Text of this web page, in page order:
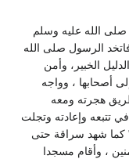
صلى الله عليه وسلم
فاتخد الرسول صلى الله
الخبير، وأمن
أصحابها ، وواجه
هجرته ومعه
تتبعه وإعادته وتجلت
كما شهد سراقة حتى
، وأقام مسجدا